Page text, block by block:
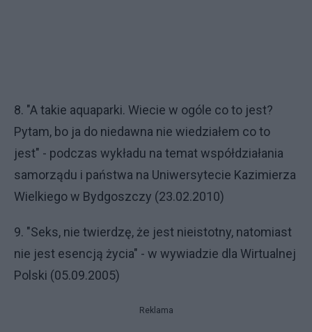
8. "A takie aquaparki. Wiecie w ogóle co to jest?
Pytam, bo ja do niedawna nie wiedziałem co to
jest" - podczas wykładu na temat współdziałania
samorządu i państwa na Uniwersytecie Kazimierza
Wielkiego w Bydgoszczy (23.02.2010)
9. "Seks, nie twierdzę, że jest nieistotny, natomiast
nie jest esencją życia" - w wywiadzie dla Wirtualnej
Polski (05.09.2005)
Reklama